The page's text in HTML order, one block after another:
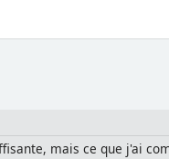
mais ce que j'ai